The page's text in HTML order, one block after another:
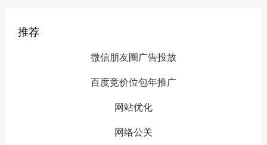
推荐
微信朋友圈广告投放
百度竞价位包年推广
网站优化
网络公关